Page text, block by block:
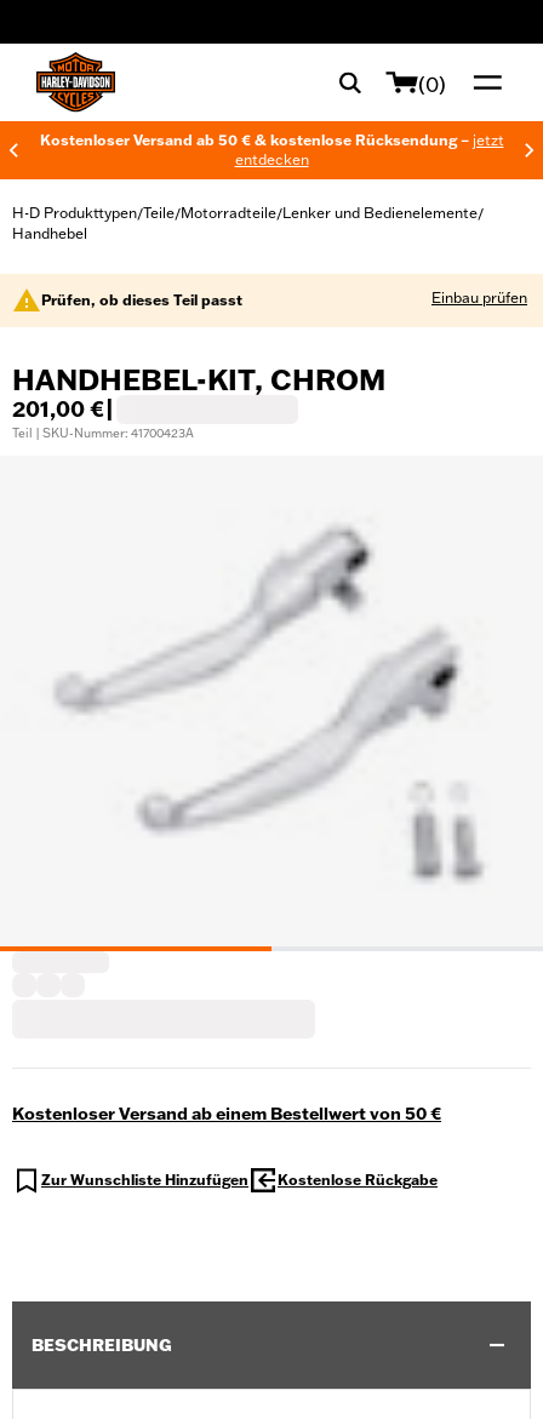
(0)
Kostenloser Versand ab 50 € & kostenlose Rücksendung – jetzt
entdecken
H-D Produkttypen/Teile/Motorradteile/Lenker und Bedienelemente/
Handhebel
Prüfen, ob dieses Teil passt Einbau prüfen
HANDHEBEL-KIT, CHROM
201,00 €
Teil | SKU-Nummer: 41700423A
Kostenloser Versand ab einem Bestellwert von 50 €
Zur Wunschliste Hinzufügen Kostenlose Rückgabe
BESCHREIBUNG